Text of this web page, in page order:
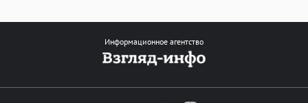
Информационное агентство